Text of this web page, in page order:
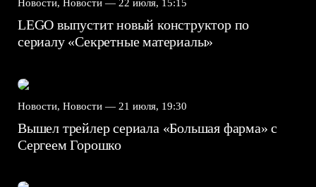
Новости, Новости — 22 июля, 15:15
LEGO выпустит новый конструктор по
сериалу «Секретные материалы»
Новости, Новости — 21 июля, 19:30
Вышел трейлер сериала «Большая фарма» с
Сергеем Горошко